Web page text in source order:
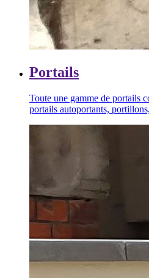
Portails
Toute une gamme de portails
portails autoportants,